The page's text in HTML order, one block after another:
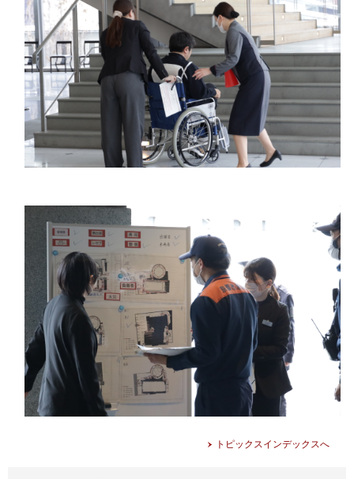
トピックスインデックスへ